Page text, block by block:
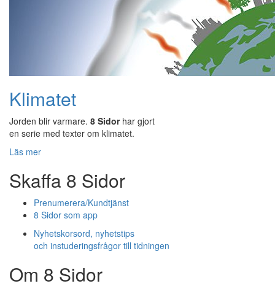
Klimatet
Jorden blir varmare. 8 Sidorhar gjort
en serie med texter om klimatet.
Läs mer
Skaffa 8 Sidor
Prenumerera/Kundtjänst
8 Sidor som app
Nyhetskorsord, nyhetstips
och instuderingsfrågor till tidningen
Om 8 Sidor